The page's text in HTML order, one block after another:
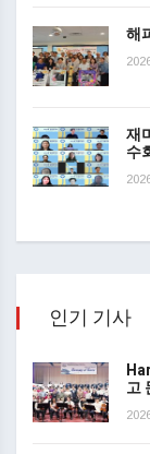
해
재
수
인기 기사
고